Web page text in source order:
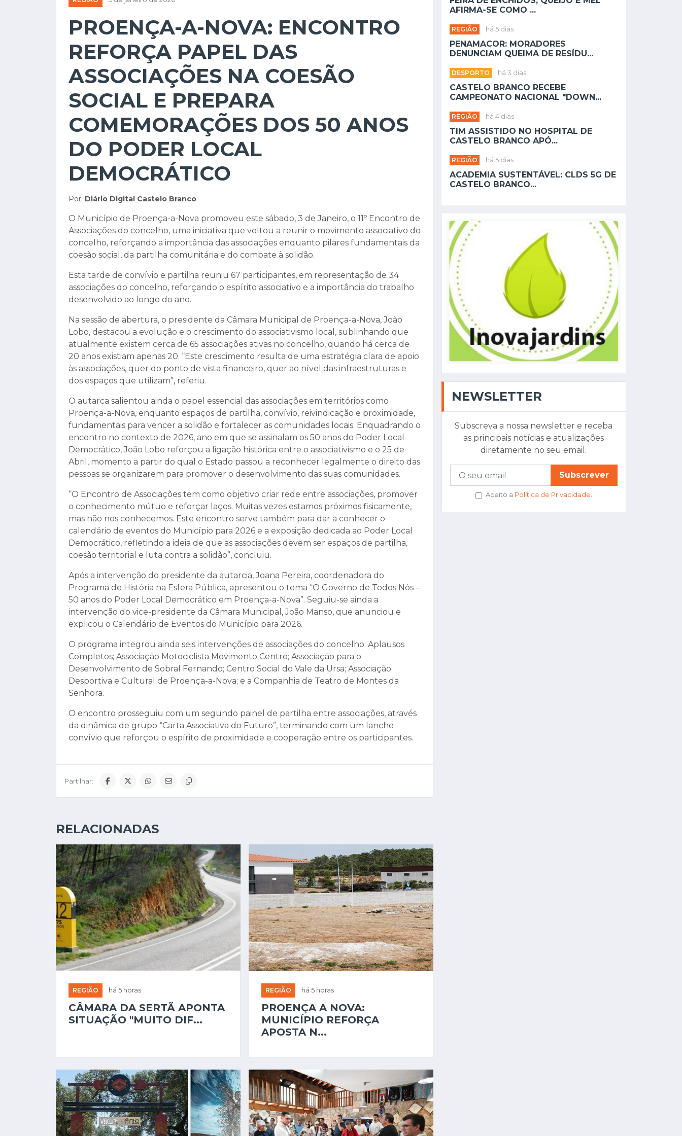
PROENÇA-A-NOVA: ENCONTRO
REFORÇA PAPEL DAS
ASSOCIAÇÕES NA COESÃO
SOCIAL E PREPARA
COMEMORAÇÕES DOS 50 ANOS
DO PODER LOCAL
DEMOCRÁTICO
Por: Diário Digital Castelo Branco
O Município de Proença-a-Nova promoveu este sábado, 3 de Janeiro, o 11º Encontro de
Associações do concelho, uma iniciativa que voltou a reunir o movimento associativo do
concelho, reforçando a importância das associações enquanto pilares fundamentais da
coesão social, da partilha comunitária e do combate à solidão.
Esta tarde de convívio e partilha reuniu 67 participantes, em representação de 34
associações do concelho, reforçando o espírito associativo e a importância do trabalho
desenvolvido ao longo do ano.
Na sessão de abertura, o presidente da Câmara Municipal de Proença-a-Nova, João
Lobo, destacou a evolução e o crescimento do associativismo local, sublinhando que
atualmente existem cerca de 65 associações ativas no concelho, quando há cerca de
20 anos existiam apenas 20. “Este crescimento resulta de uma estratégia clara de apoio
às associações, quer do ponto de vista financeiro, quer ao nível das infraestruturas e
dos espaços que utilizam”, referiu.
O autarca salientou ainda o papel essencial das associações em territórios como
Proença-a-Nova, enquanto espaços de partilha, convívio, reivindicação e proximidade,
fundamentais para vencer a solidão e fortalecer as comunidades locais. Enquadrando o
encontro no contexto de 2026, ano em que se assinalam os 50 anos do Poder Local
Democrático, João Lobo reforçou a ligação histórica entre o associativismo e o 25 de
Abril, momento a partir do qual o Estado passou a reconhecer legalmente o direito das
pessoas se organizarem para promover o desenvolvimento das suas comunidades.
“O Encontro de Associações tem como objetivo criar rede entre associações, promover
o conhecimento mútuo e reforçar laços. Muitas vezes estamos próximos fisicamente,
mas não nos conhecemos. Este encontro serve também para dar a conhecer o
calendário de eventos do Município para 2026 e a exposição dedicada ao Poder Local
Democrático, refletindo a ideia de que as associações devem ser espaços de partilha,
coesão territorial e luta contra a solidão”, concluiu.
Após a intervenção do presidente da autarcia, Joana Pereira, coordenadora do
Programa de História na Esfera Pública, apresentou o tema “O Governo de Todos Nós –
50 anos do Poder Local Democrático em Proença-a-Nova”. Seguiu-se ainda a
intervenção do vice-presidente da Câmara Municipal, João Manso, que anunciou e
explicou o Calendário de Eventos do Município para 2026.
O programa integrou ainda seis intervenções de associações do concelho: Aplausos
Completos; Associação Motociclista Movimento Centro; Associação para o
Desenvolvimento de Sobral Fernando; Centro Social do Vale da Ursa; Associação
Desportiva e Cultural de Proença-a-Nova; e a Companhia de Teatro de Montes da
Senhora.
O encontro prosseguiu com um segundo painel de partilha entre associações, através
da dinâmica de grupo “Carta Associativa do Futuro”, terminando com um lanche
convívio que reforçou o espírito de proximidade e cooperação entre os participantes.
Partilhar:
RELACIONADAS
REGIÃO há 5 horas
CÂMARA DA SERTÃ APONTA
SITUAÇÃO "MUITO DIF...
REGIÃO há 5 horas
PROENÇA A NOVA:
MUNICÍPIO REFORÇA
APOSTA N...
AFIRMA-SE COMO ...
REGIÃO há 5 dias
PENAMACOR: MORADORES
DENUNCIAM QUEIMA DE RESÍDU...
DESPORTO há 3 dias
CASTELO BRANCO RECEBE
CAMPEONATO NACIONAL "DOWN...
REGIÃO há 4 dias
TIM ASSISTIDO NO HOSPITAL DE
CASTELO BRANCO APÓ...
REGIÃO há 5 dias
ACADEMIA SUSTENTÁVEL: CLDS 5G DE
CASTELO BRANCO...
NEWSLETTER
Subscreva a nossa newsletter e receba
as principais notícias e atualizações
diretamente no seu email.
Subscrever
Aceito a Política de Privacidade.